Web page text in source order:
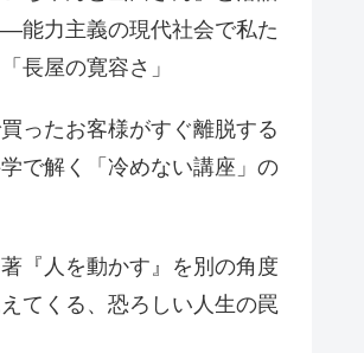
能力主義の現代社会で私た
長屋の寛容さ」
ったお客様がすぐ離脱する
で解く「冷めない講座」の
著『人を動かす』を別の角度
てくる、恐ろしい人生の罠